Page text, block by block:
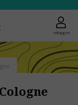
Inloggen